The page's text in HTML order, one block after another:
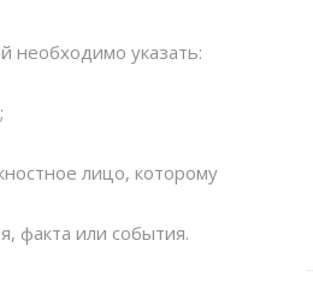
необходимо указать:
лицо, которому
факта или события.